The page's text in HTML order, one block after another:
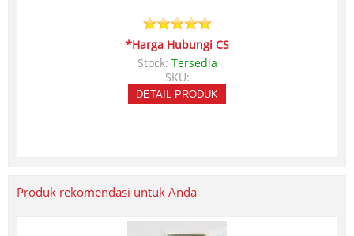
*Harga Hubungi CS
Stock: Tersedia
SKU:
DETAIL PRODUK
Produk rekomendasi untuk Anda